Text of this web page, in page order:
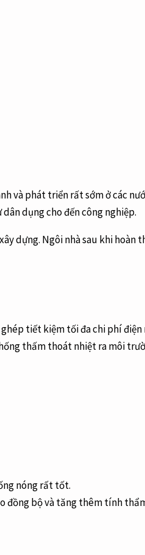
và phát triển rất sớm ở các
dụng cho đến công nghiệp.
dựng. Ngôi nhà sau khi hoàn
tiết kiệm tối đa chi phí
thấm thoát nhiệt ra môi
nóng rất tốt.
đồng bộ và tăng thêm tính